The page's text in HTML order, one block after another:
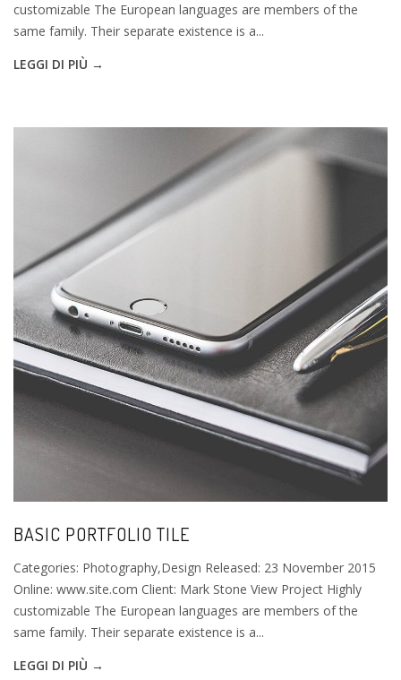
customizable The European languages are members of the
same family. Their separate existence is a...
LEGGI DI PIÙ →
BASIC PORTFOLIO TILE
Categories: Photography,Design Released: 23 November 2015
Online: www.site.com Client: Mark Stone View Project Highly
customizable The European languages are members of the
same family. Their separate existence is a...
LEGGI DI PIÙ →